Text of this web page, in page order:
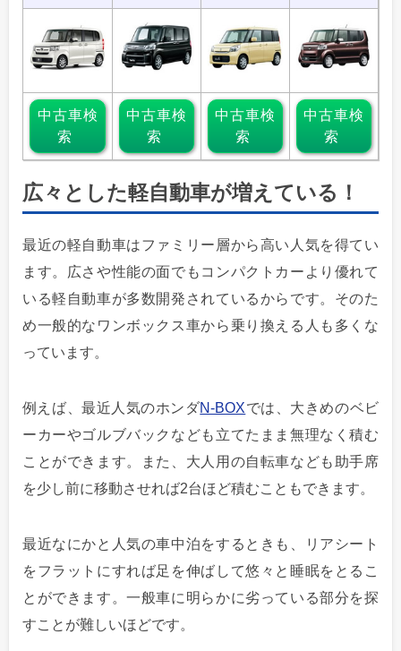
中古車検
索
中古車検
索
中古車検
索
中古車検
索
広々とした軽自動車が増えている！
最近の軽自動車はファミリー層から高い人気を得てい
ます。広さや性能の面でもコンパクトカーより優れて
いる軽自動車が多数開発されているからです。そのた
め一般的なワンボックス車から乗り換える人も多くな
っています。
例えば、最近人気のホンダN-BOXでは、大きめのベビ
ーカーやゴルブバックなども立てたまま無理なく積む
ことができます。また、大人用の自転車なども助手席
を少し前に移動させれば2台ほど積むこともできます。
最近なにかと人気の車中泊をするときも、リアシート
をフラットにすれば足を伸ばして悠々と睡眠をとるこ
とができます。一般車に明らかに劣っている部分を探
すことが難しいほどです。